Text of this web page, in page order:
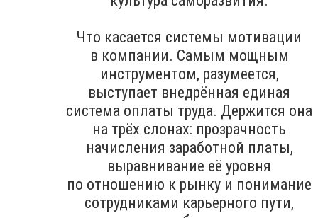
Что касается системы мотивации
в компании. Самым мощным
инструментом, разумеется,
выступает внедрённая единая
система оплаты труда. Держится она
на трёх слонах: прозрачность
начисления заработной платы,
выравнивание её уровня
по отношению к рынку и понимание
сотрудниками карьерного пути,